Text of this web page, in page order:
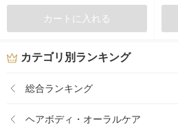
カートに入れる
カテゴリ別ランキング
総合ランキング
ヘアボディ・オーラルケア